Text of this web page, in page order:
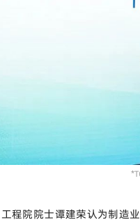
程院院士谭建荣认为制造